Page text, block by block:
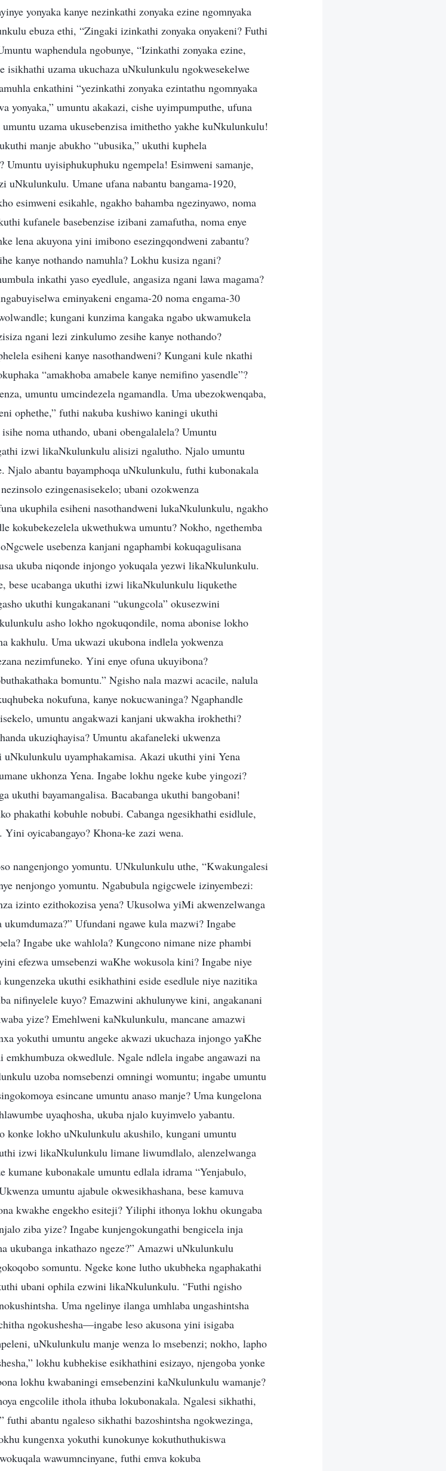
yonyaka kanye nezinkathi zonyaka ezine ngomnyaka
ebuza ethi, “Zingaki izinkathi zonyaka onyakeni? Futhi
waphendula ngobunye, “Izinkathi zonyaka ezine,
isikhathi uzama ukuchaza uNkulunkulu ngokwesekelwe
enkathini “yezinkathi zonyaka ezintathu ngomnyaka
yonyaka,” umuntu akakazi, cishe uyimpumputhe, ufuna
uzama ukusebenzisa imithetho yakhe kuNkulunkulu!
manje abukho “ubusika,” ukuthi kuphela
Umuntu uyisiphukuphuku ngempela! Esimweni samanje,
uNkulunkulu. Umane ufana nabantu bangama-1920,
esimweni esikahle, ngakho bahamba ngezinyawo, noma
kufanele basebenzise izibani zamafutha, noma enye
lena akuyona yini imibono esezingqondweni zabantu?
kanye nothando namuhla? Lokhu kusiza ngani?
inkathi yaso eyedlule, angasiza ngani lawa magama?
eminyakeni engama-20 noma engama-30
kungani kunzima kangaka ngabo ukwamukela
ngani lezi zinkulumo zesihe kanye nothando?
esiheni kanye nasothandweni? Kungani kule nkathi
“amakhoba amabele kanye nemifino yasendle”?
umuntu umcindezela ngamandla. Uma ubezokwenqaba,
ophethe,” futhi nakuba kushiwo kaningi ukuthi
noma uthando, ubani obengalalela? Umuntu
izwi likaNkulunkulu alisizi ngalutho. Njalo umuntu
Njalo abantu bayamphoqa uNkulunkulu, futhi kubonakala
ezingenasisekelo; ubani ozokwenza
ukuphila esiheni nasothandweni lukaNkulunkulu, ngakho
kokubekezelela ukwethukwa umuntu? Nokho, ngethemba
usebenza kanjani ngaphambi kokuqagulisana
ukuba niqonde injongo yokuqala yezwi likaNkulunkulu.
bese ucabanga ukuthi izwi likaNkulunkulu liqukethe
ukuthi kungakanani “ukungcola” okusezwini
asho lokho ngokuqondile, noma abonise lokho
kakhulu. Uma ukwazi ukubona indlela yokwenza
nezimfuneko. Yini enye ofuna ukuyibona?
bomuntu.” Ngisho nala mazwi acacile, nalula
nokufuna, kanye nokucwaninga? Ngaphandle
umuntu angakwazi kanjani ukwakha irokhethi?
ukuziqhayisa? Umuntu akafaneleki ukwenza
uyamphakamisa. Akazi ukuthi yini Yena
ukhonza Yena. Ingabe lokhu ngeke kube yingozi?
ukuthi bayamangalisa. Bacabanga ukuthi bangobani!
phakathi kobuhle nobubi. Cabanga ngesikhathi esidlule,
oyicabangayo? Khona-ke zazi wena.
nangenjongo yomuntu. UNkulunkulu uthe, “Kwakungalesi
nenjongo yomuntu. Ngabubula ngigcwele izinyembezi:
izinto ezithokozisa yena? Ukusolwa yiMi akwenzelwanga
Ufundani ngawe kula mazwi? Ingabe
Ingabe uke wahlola? Kungcono nimane nize phambi
efezwa umsebenzi waKhe wokusola kini? Ingabe niye
ukuthi esikhathini eside esedlule niye nazitika
nifinyelele kuyo? Emazwini akhulunywe kini, angakanani
yize? Emehlweni kaNkulunkulu, mancane amazwi
yokuthi umuntu angeke akwazi ukuchaza injongo yaKhe
okwedlule. Ngale ndlela ingabe angawazi na
uzoba nomsebenzi omningi womuntu; ingabe umuntu
esincane umuntu anaso manje? Uma kungelona
uyaqhosha, ukuba njalo kuyimvelo yabantu.
konke lokho uNkulunkulu akushilo, kungani umuntu
izwi likaNkulunkulu limane liwumdlalo, alenzelwanga
kubonakale umuntu edlala idrama “Yenjabulo,
umuntu ajabule okwesikhashana, bese kamuva
kwakhe engekho esiteji? Yiliphi ithonya lokhu okungaba
ziba yize? Ingabe kunjengokungathi bengicela inja
ukubanga inkathazo ngeze?” Amazwi uNkulunkulu
somuntu. Ngeke kone lutho ukubheka ngaphakathi
ubani ophila ezwini likaNkulunkulu. “Futhi ngisho
Uma ngelinye ilanga umhlaba ungashintsha
ngokushesha—ingabe leso akusona yini isigaba
uNkulunkulu manje wenza lo msebenzi; nokho, lapho
lokhu kubhekise esikhathini esizayo, njengoba yonke
lokhu kwabaningi emsebenzini kaNkulunkulu wamanje?
engcolile ithola ithuba lokubonakala. Ngalesi sikhathi,
futhi abantu ngaleso sikhathi bazoshintsha ngokwezinga,
kungenxa yokuthi kunokunye kokuthuthukiswa
wawumncinyane, futhi emva kokuba